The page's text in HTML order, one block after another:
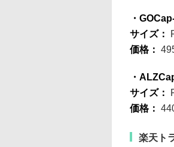
・
サイズ：
価格：
・
サイズ：
価格：
楽天ト